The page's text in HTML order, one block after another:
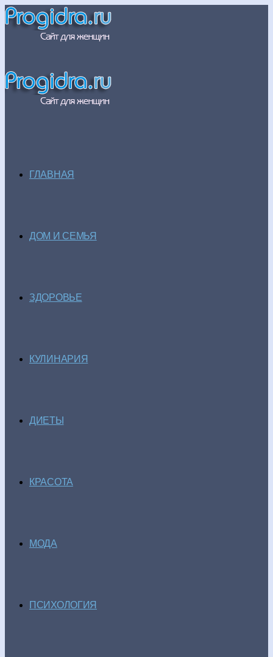
ГЛАВНАЯ
ДОМ И СЕМЬЯ
ЗДОРОВЬЕ
КУЛИНАРИЯ
ДИЕТЫ
КРАСОТА
МОДА
ПСИХОЛОГИЯ